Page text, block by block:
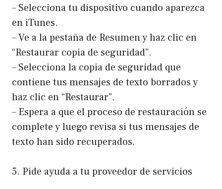
– Selecciona tu dispositivo cuando aparezca
en iTunes.
– Ve a la pestaña de Resumen y haz clic en
“Restaurar copia de seguridad”.
– Selecciona la copia de seguridad que
contiene tus mensajes de texto borrados y
haz clic en “Restaurar”.
– Espera a que el proceso de restauración se
complete y luego revisa si tus mensajes de
texto han sido recuperados.
5. Pide ayuda a tu proveedor de servicios